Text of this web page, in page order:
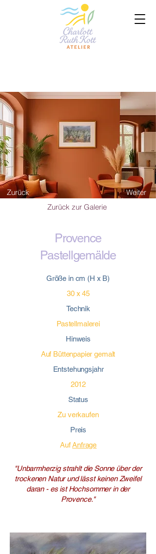
Zurück
Weiter
Zurück zur Galerie
Provence
Pastellgemälde
Größe in cm (H x B)
30 x 45
Technik
Pastellmalerei
Hinweis
Auf Büttenpapier gemalt
Entstehungsjahr
2012
Status
Zu verkaufen
Preis
AufAnfrage
"Unbarmherzig strahlt die Sonne über der
trockenen Natur und lässt keinen Zweifel
daran - es ist Hochsommer in der
Provence."